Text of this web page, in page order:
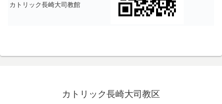
カトリック長崎大司教館
カトリック長崎大司教区